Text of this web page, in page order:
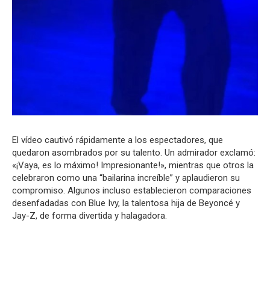
El vídeo cautivó rápidamente a los espectadores, que
quedaron asombrados por su talento. Un admirador exclamó:
«¡Vaya, es lo máximo! Impresionante!», mientras que otros la
celebraron como una “bailarina increíble” y aplaudieron su
compromiso. Algunos incluso establecieron comparaciones
desenfadadas con Blue Ivy, la talentosa hija de Beyoncé y
Jay-Z, de forma divertida y halagadora.